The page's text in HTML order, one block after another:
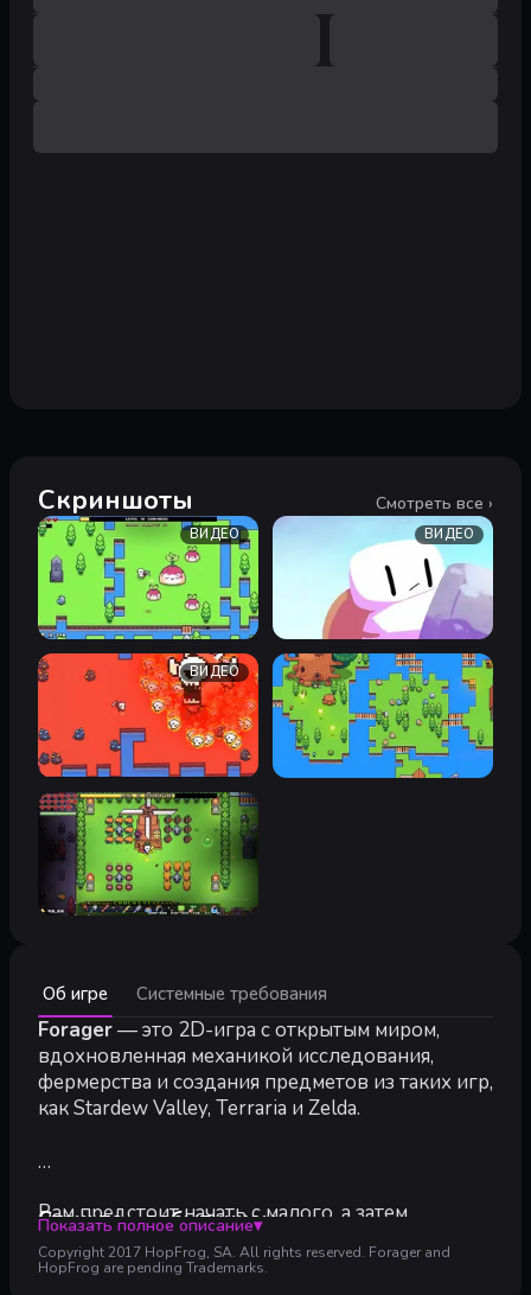
Скриншоты Смотреть все ›
ВИДЕО ВИДЕО
ВИДЕО
Об игре Системные требования
Forager— это 2D-игра с открытым миром,
вдохновленная механикой исследования,
фермерства и создания предметов из таких игр,
как Stardew Valley, Terraria и Zelda.
Вам предстоит начать с малого, а затем
улучшать свои навыки, снаряжение, базу и
взаимоотношения с друзьями (или врагами!),
Станьте... добытчиком
Станьте... фермером
Показать полное описание▾
Copyright 2017 HopFrog, SA. All rights reserved. Forager and
HopFrog are pending Trademarks.
Минимальные:
Минимальные:
ОС *:Windows XP and above
Процессор:1.2Ghz
Оперативная память:1024 MB ОЗУ
Видеокарта: 512MB
Место на диске: 200 MB